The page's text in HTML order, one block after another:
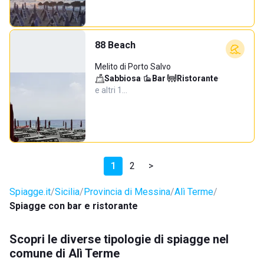
88 Beach
Melito di Porto Salvo
Sabbiosa· Bar· Ristorante·
e altri 1…
1 2 >
Spiagge.it Sicilia Provincia di Messina Alì Terme
Spiagge con bar e ristorante
Scopri le diverse tipologie di spiagge nel
comune di Alì Terme